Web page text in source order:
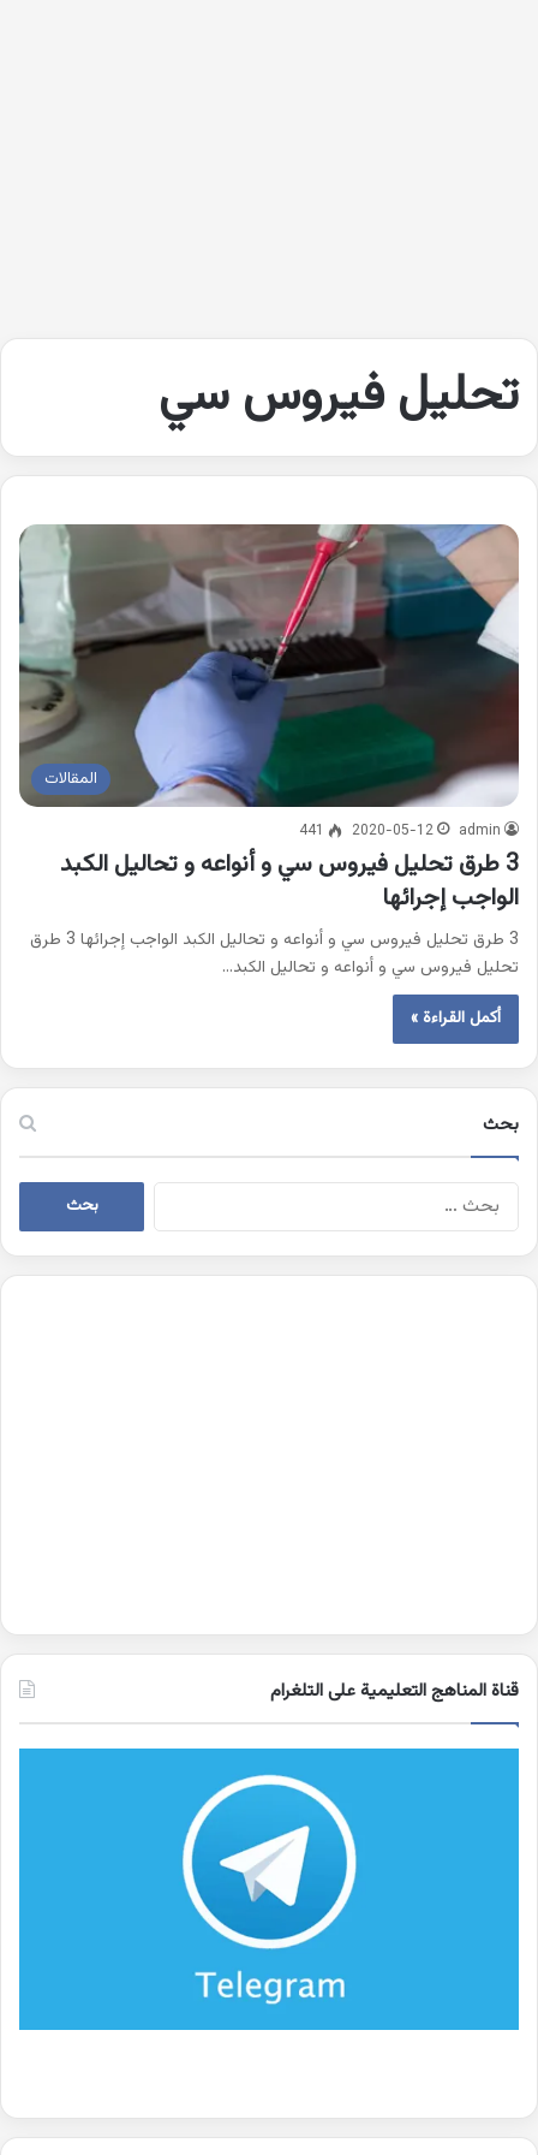
تحليل فيروس سي
المقالات
admin
2020-05-12
441
3 طرق تحليل فيروس سي و أنواعه و تحاليل الكبد
الواجب إجرائها
3 طرق تحليل فيروس سي و أنواعه و تحاليل الكبد الواجب إجرائها 3 طرق
تحليل فيروس سي و أنواعه و تحاليل الكبد…
أكمل القراءة »
بحث
البحث
قناة المناهج التعليمية على التلغرام